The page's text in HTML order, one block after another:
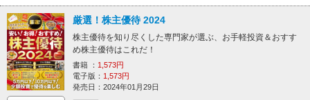
厳選！株主優待 2024
株主優待を知り尽くした専門家が選ぶ、お手軽投資＆おすす
め株主優待はこれだ！
書籍 ： 1,573円
電子版： 1,573円
発売日：2024年01月29日